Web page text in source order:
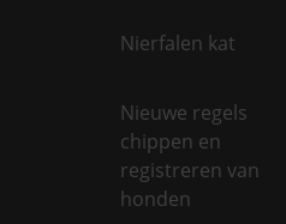
Nierfalen kat
Nieuwe regels
chippen en
registreren van
honden